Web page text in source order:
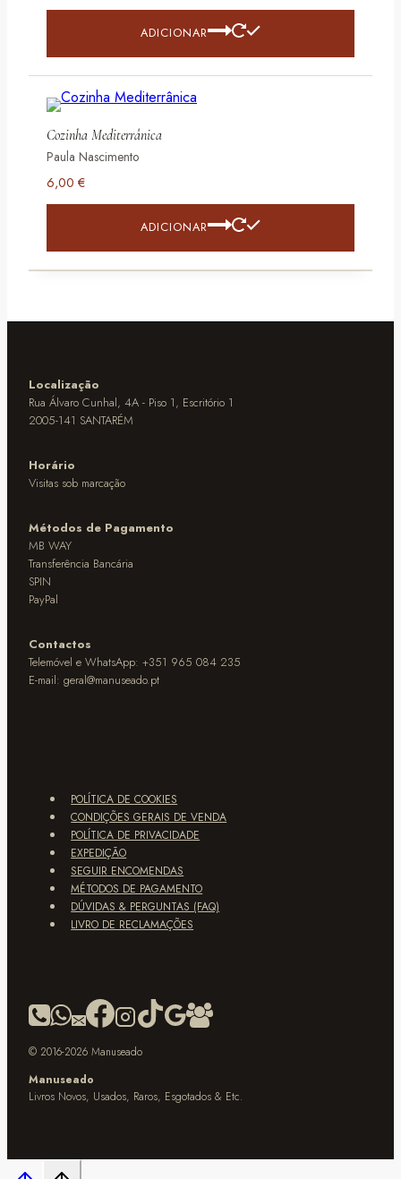
ADICIONAR
Cozinha Mediterrânica
Paula Nascimento
6,00 €
ADICIONAR
Localização
Rua Álvaro Cunhal, 4A - Piso 1, Escritório 1
2005-141 SANTARÉM
Horário
Visitas sob marcação
Métodos de Pagamento
MB WAY
Transferência Bancária
SPIN
PayPal
Contactos
Telemóvel e WhatsApp: +351 965 084 235
E-mail: geral@manuseado.pt
POLÍTICA DE COOKIES
CONDIÇÕES GERAIS DE VENDA
POLÍTICA DE PRIVACIDADE
EXPEDIÇÃO
SEGUIR ENCOMENDAS
MÉTODOS DE PAGAMENTO
DÚVIDAS & PERGUNTAS (FAQ)
LIVRO DE RECLAMAÇÕES
© 2016-2026 Manuseado
Manuseado
Livros Novos, Usados, Raros, Esgotados & Etc.